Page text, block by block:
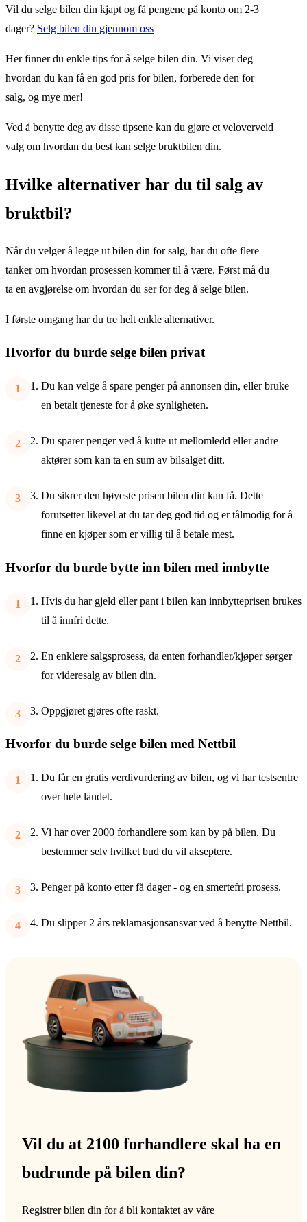
Vil du selge bilen din kjapt og få pengene på konto om 2-3
dager? Selg bilen din gjennom oss
Her finner du enkle tips for å selge bilen din. Vi viser deg
hvordan du kan få en god pris for bilen, forberede den for
salg, og mye mer!
Ved å benytte deg av disse tipsene kan du gjøre et veloverveid
valg om hvordan du best kan selge bruktbilen din.
Hvilke alternativer har du til salg av
bruktbil?
Når du velger å legge ut bilen din for salg, har du ofte flere
tanker om hvordan prosessen kommer til å være. Først må du
ta en avgjørelse om hvordan du ser for deg å selge bilen.
I første omgang har du tre helt enkle alternativer.
Hvorfor du burde selge bilen privat
Du kan velge å spare penger på annonsen din, eller bruke
en betalt tjeneste for å øke synligheten.
Du sparer penger ved å kutte ut mellomledd eller andre
aktører som kan ta en sum av bilsalget ditt.
Du sikrer den høyeste prisen bilen din kan få. Dette
forutsetter likevel at du tar deg god tid og er tålmodig for å
finne en kjøper som er villig til å betale mest.
Hvorfor du burde bytte inn bilen med innbytte
Hvis du har gjeld eller pant i bilen kan innbytteprisen brukes
til å innfri dette.
En enklere salgsprosess, da enten forhandler/kjøper sørger
for videresalg av bilen din.
Oppgjøret gjøres ofte raskt.
Hvorfor du burde selge bilen med Nettbil
Du får en gratis verdivurdering av bilen, og vi har testsentre
over hele landet.
Vi har over 2000 forhandlere som kan by på bilen. Du
bestemmer selv hvilket bud du vil akseptere.
Penger på konto etter få dager - og en smertefri prosess.
Du slipper 2 års reklamasjonsansvar ved å benytte Nettbil.
Vil du at 2100 forhandlere skal ha en
budrunde på bilen din?
Registrer bilen din for å bli kontaktet av våre